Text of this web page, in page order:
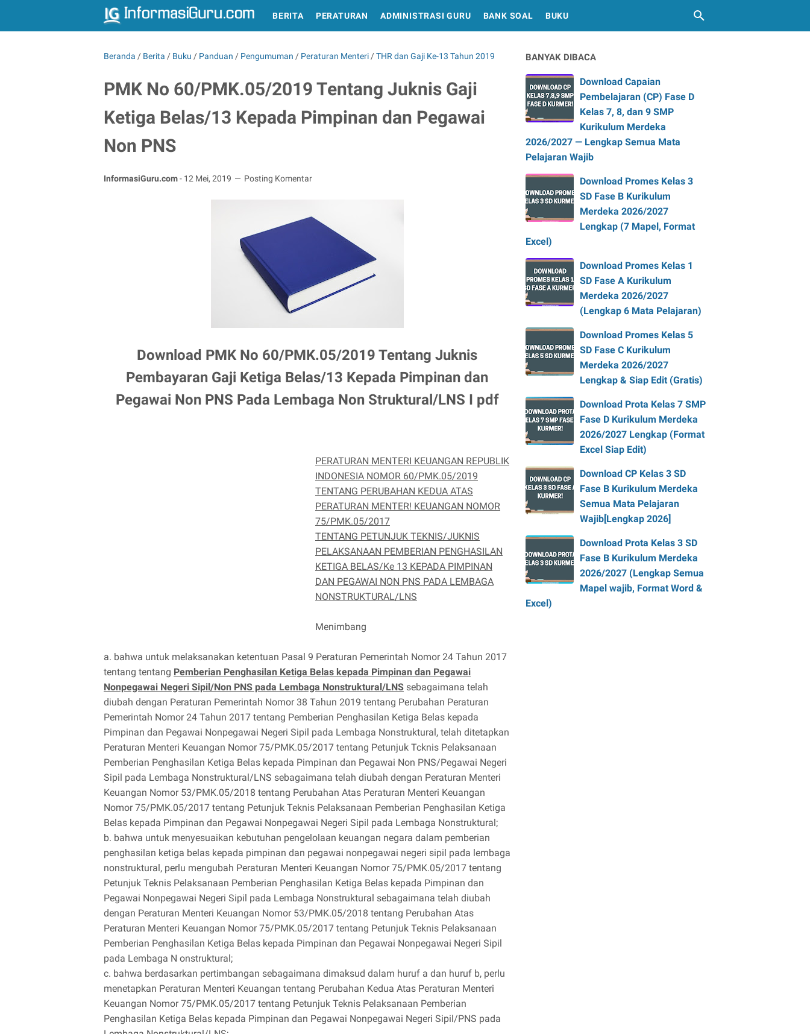
BERITA PERATURAN ADMINISTRASI GURU BANK SOAL BUKU
Beranda / Berita / Buku / Panduan / Pengumuman / Peraturan Menteri /THR dan Gaji Ke-13 Tahun 2019
PMK No 60/PMK.05/2019 Tentang Juknis Gaji
Ketiga Belas/13 Kepada Pimpinan dan Pegawai
Non PNS
InformasiGuru.com- 12 Mei, 2019 Posting Komentar
Download PMK No 60/PMK.05/2019 Tentang Juknis
Pembayaran Gaji Ketiga Belas/13 Kepada Pimpinan dan
Pegawai Non PNS Pada Lembaga Non Struktural/LNS I pdf
PERATURAN MENTERI KEUANGAN REPUBLIK
INDONESIA NOMOR 60/PMK.05/2019
TENTANG PERUBAHAN KEDUA ATAS
PERATURAN MENTER! KEUANGAN NOMOR
75/PMK.05/2017
TENTANG PETUNJUK TEKNIS/JUKNIS
PELAKSANAAN PEMBERIAN PENGHASILAN
KETIGA BELAS/Ke 13 KEPADA PIMPINAN
DAN PEGAWAI NON PNS PADA LEMBAGA
NONSTRUKTURAL/LNS
Menimbang
a. bahwa untuk melaksanakan ketentuan Pasal 9 Peraturan Pemerintah Nomor 24 Tahun 2017
tentang tentang Pemberian Penghasilan Ketiga Belas kepada Pimpinan dan Pegawai
Nonpegawai Negeri Sipil/Non PNS pada Lembaga Nonstruktural/LNS sebagaimana telah
diubah dengan Peraturan Pemerintah Nomor 38 Tahun 2019 tentang Perubahan Peraturan
Pemerintah Nomor 24 Tahun 2017 tentang Pemberian Penghasilan Ketiga Belas kepada
Pimpinan dan Pegawai Nonpegawai Negeri Sipil pada Lembaga Nonstruktural, telah ditetapkan
Peraturan Menteri Keuangan Nomor 75/PMK.05/2017 tentang Petunjuk Tcknis Pelaksanaan
Pemberian Penghasilan Ketiga Belas kepada Pimpinan dan Pegawai Non PNS/Pegawai Negeri
Sipil pada Lembaga Nonstruktural/LNS sebagaimana telah diubah dengan Peraturan Menteri
Keuangan Nomor 53/PMK.05/2018 tentang Perubahan Atas Peraturan Menteri Keuangan
Nomor 75/PMK.05/2017 tentang Petunjuk Teknis Pelaksanaan Pemberian Penghasilan Ketiga
Belas kepada Pimpinan dan Pegawai Nonpegawai Negeri Sipil pada Lembaga Nonstruktural;
b. bahwa untuk menyesuaikan kebutuhan pengelolaan keuangan negara dalam pemberian
penghasilan ketiga belas kepada pimpinan dan pegawai nonpegawai negeri sipil pada lembaga
nonstruktural, perlu mengubah Peraturan Menteri Keuangan Nomor 75/PMK.05/2017 tentang
Petunjuk Teknis Pelaksanaan Pemberian Penghasilan Ketiga Belas kepada Pimpinan dan
Pegawai Nonpegawai Negeri Sipil pada Lembaga Nonstruktural sebagaimana telah diubah
dengan Peraturan Menteri Keuangan Nomor 53/PMK.05/2018 tentang Perubahan Atas
Peraturan Menteri Keuangan Nomor 75/PMK.05/2017 tentang Petunjuk Teknis Pelaksanaan
Pemberian Penghasilan Ketiga Belas kepada Pimpinan dan Pegawai Nonpegawai Negeri Sipil
pada Lembaga N onstruktural;
c. bahwa berdasarkan pertimbangan sebagaimana dimaksud dalam huruf a dan huruf b, perlu
menetapkan Peraturan Menteri Keuangan tentang Perubahan Kedua Atas Peraturan Menteri
Keuangan Nomor 75/PMK.05/2017 tentang Petunjuk Teknis Pelaksanaan Pemberian
Penghasilan Ketiga Belas kepada Pimpinan dan Pegawai Nonpegawai Negeri Sipil/PNS pada
BANYAK DIBACA
Download Capaian
Pembelajaran (CP) Fase D
Kelas 7, 8, dan 9 SMP
Kurikulum Merdeka
2026/2027 — Lengkap Semua Mata
Pelajaran Wajib
Download Promes Kelas 3
SD Fase B Kurikulum
Merdeka 2026/2027
Lengkap (7 Mapel, Format
Excel)
Download Promes Kelas 1
SD Fase A Kurikulum
Merdeka 2026/2027
(Lengkap 6 Mata Pelajaran)
Download Promes Kelas 5
SD Fase C Kurikulum
Merdeka 2026/2027
Lengkap & Siap Edit (Gratis)
Download Prota Kelas 7 SMP
Fase D Kurikulum Merdeka
2026/2027 Lengkap (Format
Excel Siap Edit)
Download CP Kelas 3 SD
Fase B Kurikulum Merdeka
Semua Mata Pelajaran
Wajib[Lengkap 2026]
Download Prota Kelas 3 SD
Fase B Kurikulum Merdeka
2026/2027 (Lengkap Semua
Mapel wajib, Format Word &
Excel)